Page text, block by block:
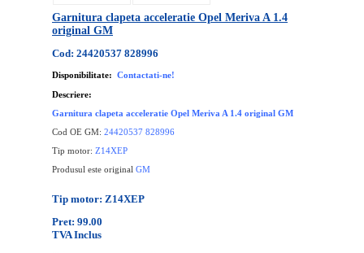
Garnitura clapeta acceleratie Opel Meriva A 1.4
original GM
Cod: 24420537 828996
Disponibilitate: Contactati-ne!
Descriere:
Garnitura clapeta acceleratie Opel Meriva A 1.4 original GM
Cod OE GM: 24420537 828996
Tip motor: Z14XEP
Produsul este original GM
Tip motor: Z14XEP
Pret: 99.00
TVA Inclus